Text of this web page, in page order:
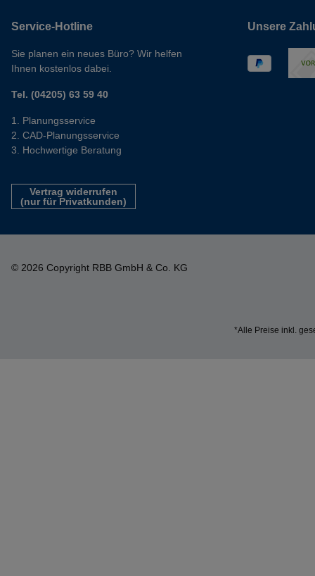
Service-Hotline
Sie planen ein neues Büro? Wir helfen
Ihnen kostenlos dabei.
Tel. (04205) 63 59 40
Planungsservice
CAD-Planungsservice
Hochwertige Beratung
Vertrag widerrufen
(nur für Privatkunden)
Unsere
© 2026 Copyright RBB GmbH & Co. KG
*Alle Preise inkl.